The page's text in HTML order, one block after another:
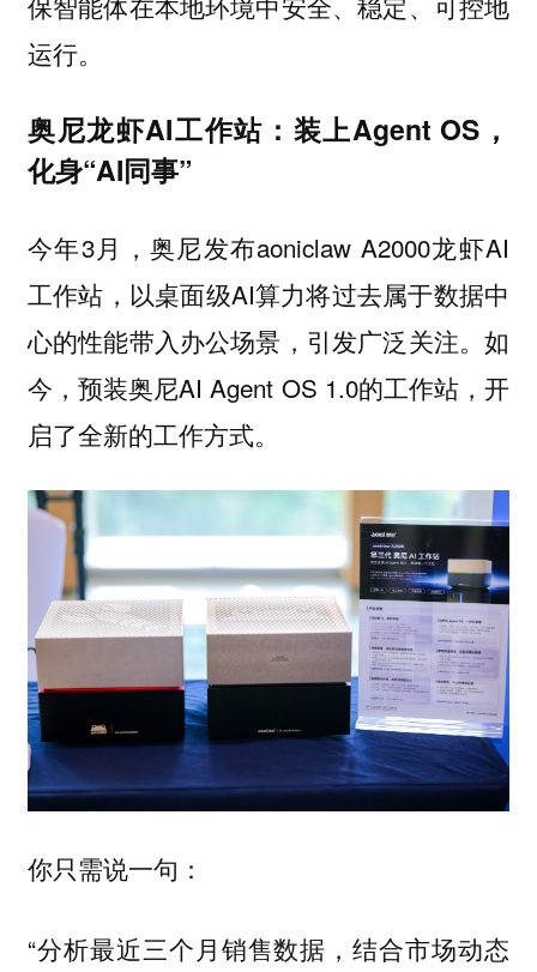
运行。
奥尼龙虾AI工作站：装上Agent OS，
化身“AI同事”
今年3月，奥尼发布aoniclaw A2000龙虾AI
工作站，以桌面级AI算力将过去属于数据中
心的性能带入办公场景，引发广泛关注。如
今，预装奥尼AI Agent OS 1.0的工作站，开
启了全新的工作方式。
你只需说一句：
“分析最近三个月销售数据，结合市场动态